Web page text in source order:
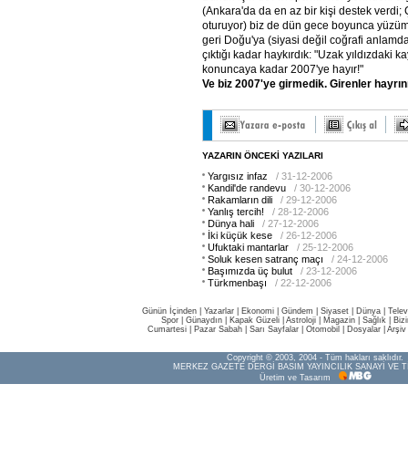
(Ankara'da da en az bir kişi destek verdi;
oturuyor) biz de dün gece boyunca
geri Doğu'ya (siyasi değil coğrafi
çıktığı kadar haykırdık: "Uzak yıldızdaki
konuncaya kadar 2007'ye hayır!"
Ve biz 2007'ye girmedik. Girenler
YAZARIN ÖNCEKİ YAZILARI
Yargısız infaz
/ 31-12-2006
Kandil'de randevu
/ 30-12-2006
Rakamların dili
/ 29-12-2006
Yanlış tercih!
/ 28-12-2006
Dünya hali
/ 27-12-2006
İki küçük kese
/ 26-12-2006
Ufuktaki mantarlar
/ 25-12-2006
Soluk kesen satranç maçı
/ 24-12-2006
Başımızda üç bulut
/ 23-12-2006
Türkmenbaşı
/ 22-12-2006
Günün İçinden Yazarlar Ekonomi Gündem Siyaset Dünya |
Spor
Günaydın Kapak Güzeli Astroloji Magazin Sağlık
Cumartesi
Pazar Sabah Sarı Sayfalar Otomobil Dosyalar Arşiv
Copyright © 2003, 2004 - Tüm hakları saklıdır.
MERKEZ GAZETE DERGİ BASIM YAYINCILIK SANAYİ VE
Üretim ve Tasarım